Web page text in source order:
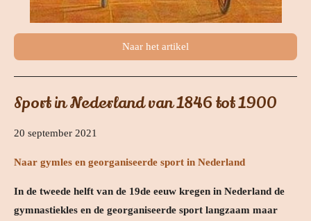
Naar het artikel
Sport in Nederland van 1846 tot 1900
20 september 2021
Naar gymles en georganiseerde sport in Nederland
In de tweede helft van de 19de eeuw kregen in Nederland de
gymnastiekles en de georganiseerde sport langzaam maar